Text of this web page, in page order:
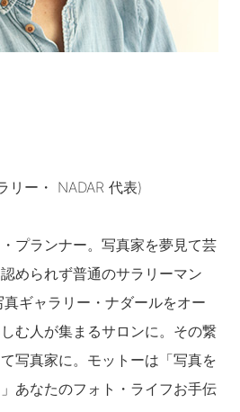
リー・ NADAR 代表)
プランナー。写真家を夢見て芸
められず普通のサラリーマン
ギャラリー・ナダールをオー
む人が集まるサロンに。その繋
写真家に。モットーは「写真を
あなたのフォト・ライフお手伝